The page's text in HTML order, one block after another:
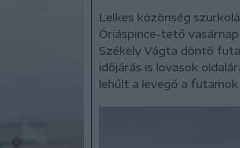
Lelkes közönség
Óriáspince-tető vasárnap
Székely Vágta döntő
időjárás is lovasok
lehűlt a levegő a futamok